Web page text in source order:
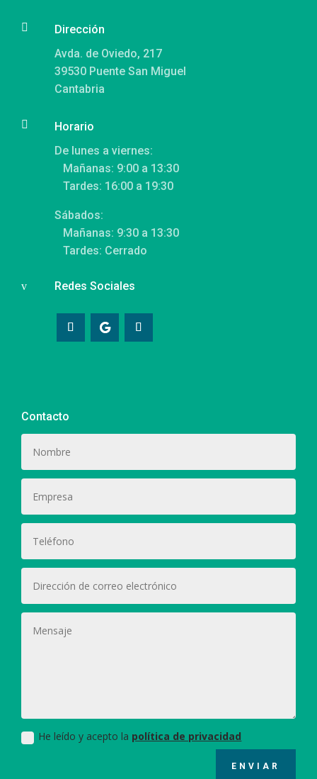

Dirección
Avda. de Oviedo, 217
39530 Puente San Miguel
Cantabria

Horario
De lunes a viernes:
Mañanas: 9:00 a 13:30
Tardes: 16:00 a 19:30
Sábados:
Mañanas: 9:30 a 13:30
Tardes: Cerrado
v Redes Sociales
Contacto
He leído y acepto la política de privacidad
ENVIAR